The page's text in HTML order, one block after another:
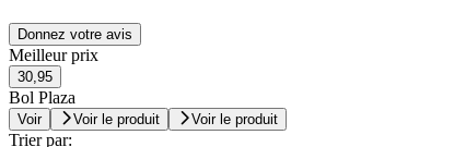
Donnez votre avis
Meilleur prix
30,95
Bol Plaza
Voir Voir le produit Voir le produit
Trier par: